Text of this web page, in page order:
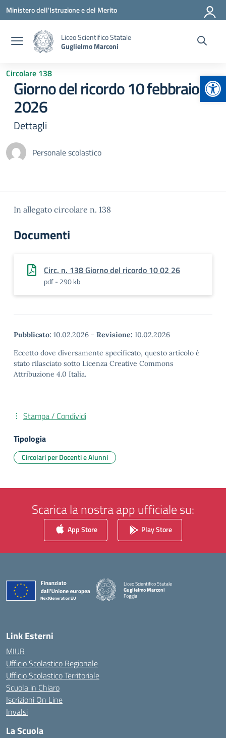
Vai ai contenuti
Vai al menu di navigazione
Vai al footer
Ministero dell'Istruzione e del Merito
Liceo Scientifico Statale
Guglielmo Marconi
Circolare 138
Giorno del ricordo 10 febbraio
2026
Dettagli
Personale scolastico
In allegato circolare n. 138
Documenti
Circ. n. 138 Giorno del ricordo 10 02 26
pdf - 290 kb
Pubblicato: 10.02.2026 - Revisione: 10.02.2026
Eccetto dove diversamente specificato, questo articolo è
stato rilasciato sotto Licenza Creative Commons
Attribuzione 4.0 Italia.
Stampa / Condividi
Tipologia
Circolari per Docenti e Alunni
Scarica la nostra app ufficiale su:
App Store Play Store
Liceo Scientifico Statale
Guglielmo Marconi
Foggia
— Visita la pagina iniziale della scuola
Link Esterni
MIUR
Ufficio Scolastico Regionale
Ufficio Scolastico Territoriale
Scuola in Chiaro
Iscrizioni On Line
Invalsi
La Scuola